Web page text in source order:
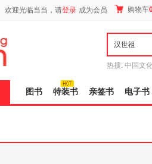
欢迎光临当当，请登录 成为会员 购物车
热搜: 中国文
图书 特装书 亲签书 电子书